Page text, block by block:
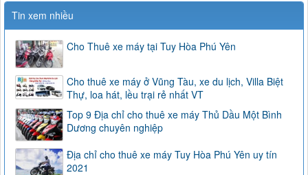
Tin xem nhiều
Cho Thuê xe máy tại Tuy Hòa Phú Yên
Cho thuê xe máy ở Vũng Tàu, xe du lịch, Villa Biệt
Thự, loa hát, lều trại rẻ nhất VT
Top 9 Địa chỉ cho thuê xe máy Thủ Dầu Một Bình
Dương chuyên nghiệp
Địa chỉ cho thuê xe máy Tuy Hòa Phú Yên uy tín
2021